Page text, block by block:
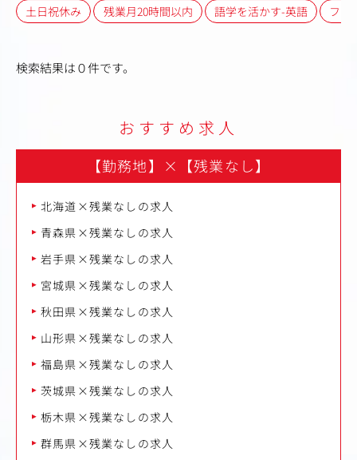
土日祝休み 残業月20時間以内 語学を活かす-英語 フレ
検索結果は０件です。
おすすめ求人
【勤務地】 × 【残業なし】
北海道×残業なしの求人
青森県×残業なしの求人
岩手県×残業なしの求人
宮城県×残業なしの求人
秋田県×残業なしの求人
山形県×残業なしの求人
福島県×残業なしの求人
茨城県×残業なしの求人
栃木県×残業なしの求人
群馬県×残業なしの求人